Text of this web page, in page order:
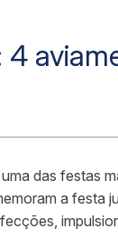
4
das festas
a festa